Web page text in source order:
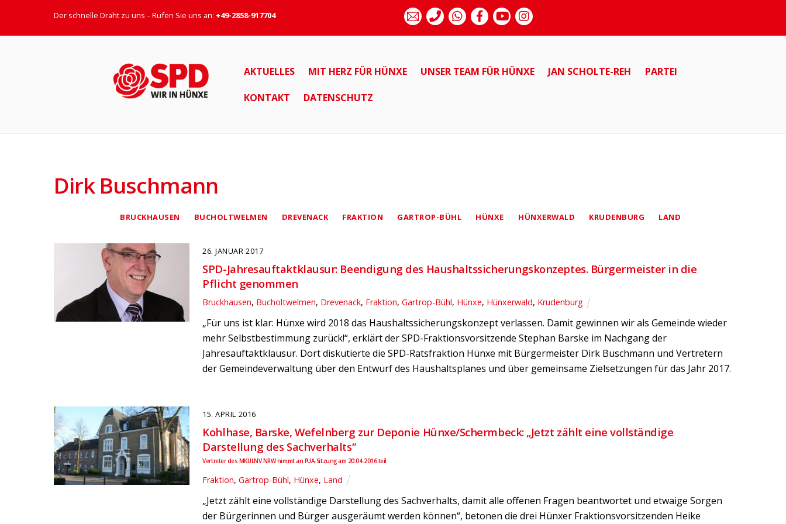
Der schnelle Draht zu uns – Rufen Sie uns an: +49-2858-917704
AKTUELLES MIT HERZ FÜR HÜNXE UNSER TEAM FÜR HÜNXE JAN SCHOLTE-REH PARTEI
KONTAKT DATENSCHUTZ
Dirk Buschmann
BRUCKHAUSEN BUCHOLTWELMEN DREVENACK FRAKTION GARTROP-BÜHL HÜNXE HÜNXERWALD KRUDENBURG LAND
26. JANUAR 2017
SPD-Jahresauftaktklausur: Beendigung des Haushaltssicherungskonzeptes. Bürgermeister in die
Pflicht genommen
Bruckhausen, Bucholtwelmen, Drevenack, Fraktion,Gartrop-Bühl, Hünxe, Hünxerwald, Krudenburg
„Für uns ist klar: Hünxe wird 2018 das Haushaltssicherungskonzept verlassen. Damit gewinnen wir als Gemeinde wieder
mehr Selbstbestimmung zurück!“, erklärt der SPD-Fraktionsvorsitzende Stephan Barske im Nachgang der
Jahresauftaktklausur. Dort diskutierte die SPD-Ratsfraktion Hünxe mit Bürgermeister Dirk Buschmann und Vertretern
der Gemeindeverwaltung über den Entwurf des Haushaltsplanes und über gemeinsame Zielsetzungen für das Jahr 2017.
15. APRIL 2016
Kohlhase, Barske, Wefelnberg zur Deponie Hünxe/Schermbeck: „Jetzt zählt eine vollständige
Darstellung des Sachverhalts“
Vertreter des MKULNV.NRW nimmt an PUA-Sitzung am 20.04.2016 teil
Fraktion,Gartrop-Bühl, Hünxe, Land
„Jetzt zählt eine vollständige Darstellung des Sachverhalts, damit alle offenen Fragen beantwortet und etwaige Sorgen
der Bürgerinnen und Bürger ausgeräumt werden können“, betonen die drei Hünxer Fraktionsvorsitzenden Heike